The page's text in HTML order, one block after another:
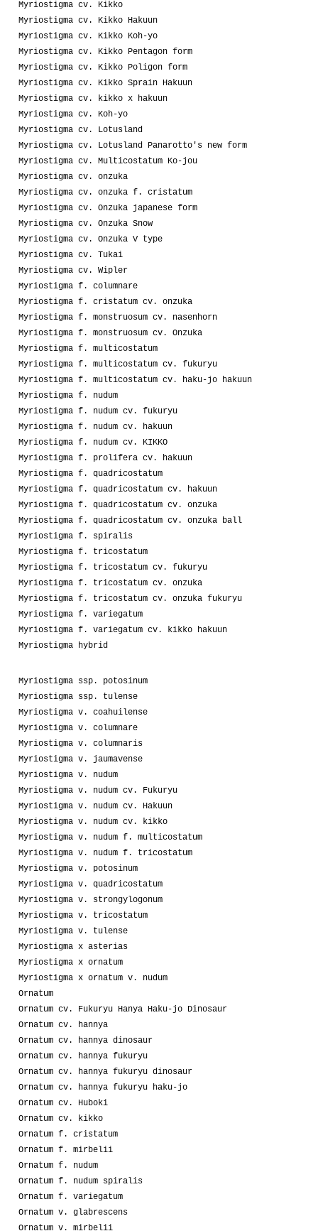
Myriostigma cv. Kikko
Myriostigma cv. Kikko Hakuun
Myriostigma cv. Kikko Koh-yo
Myriostigma cv. Kikko Pentagon form
Myriostigma cv. Kikko Poligon form
Myriostigma cv. Kikko Sprain Hakuun
Myriostigma cv. kikko x hakuun
Myriostigma cv. Koh-yo
Myriostigma cv. Lotusland
Myriostigma cv. Lotusland Panarotto's new form
Myriostigma cv. Multicostatum Ko-jou
Myriostigma cv. onzuka
Myriostigma cv. onzuka f. cristatum
Myriostigma cv. Onzuka japanese form
Myriostigma cv. Onzuka Snow
Myriostigma cv. Onzuka V type
Myriostigma cv. Tukai
Myriostigma cv. Wipler
Myriostigma f. columnare
Myriostigma f. cristatum cv. onzuka
Myriostigma f. monstruosum cv. nasenhorn
Myriostigma f. monstruosum cv. Onzuka
Myriostigma f. multicostatum
Myriostigma f. multicostatum cv. fukuryu
Myriostigma f. multicostatum cv. haku-jo hakuun
Myriostigma f. nudum
Myriostigma f. nudum cv. fukuryu
Myriostigma f. nudum cv. hakuun
Myriostigma f. nudum cv. KIKKO
Myriostigma f. prolifera cv. hakuun
Myriostigma f. quadricostatum
Myriostigma f. quadricostatum cv. hakuun
Myriostigma f. quadricostatum cv. onzuka
Myriostigma f. quadricostatum cv. onzuka ball
Myriostigma f. spiralis
Myriostigma f. tricostatum
Myriostigma f. tricostatum cv. fukuryu
Myriostigma f. tricostatum cv. onzuka
Myriostigma f. tricostatum cv. onzuka fukuryu
Myriostigma f. variegatum
Myriostigma f. variegatum cv. kikko hakuun
Myriostigma hybrid
Myriostigma ssp. potosinum
Myriostigma ssp. tulense
Myriostigma v. coahuilense
Myriostigma v. columnare
Myriostigma v. columnaris
Myriostigma v. jaumavense
Myriostigma v. nudum
Myriostigma v. nudum cv. Fukuryu
Myriostigma v. nudum cv. Hakuun
Myriostigma v. nudum cv. kikko
Myriostigma v. nudum f. multicostatum
Myriostigma v. nudum f. tricostatum
Myriostigma v. potosinum
Myriostigma v. quadricostatum
Myriostigma v. strongylogonum
Myriostigma v. tricostatum
Myriostigma v. tulense
Myriostigma x asterias
Myriostigma x ornatum
Myriostigma x ornatum v. nudum
Ornatum
Ornatum cv. Fukuryu Hanya Haku-jo Dinosaur
Ornatum cv. hannya
Ornatum cv. hannya dinosaur
Ornatum cv. hannya fukuryu
Ornatum cv. hannya fukuryu dinosaur
Ornatum cv. hannya fukuryu haku-jo
Ornatum cv. Huboki
Ornatum cv. kikko
Ornatum f. cristatum
Ornatum f. mirbelii
Ornatum f. nudum
Ornatum f. nudum spiralis
Ornatum f. variegatum
Ornatum v. glabrescens
Ornatum v. mirbelii